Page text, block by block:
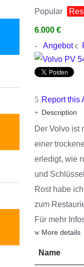
Popular
6.000 €
Angebot
Report this
Description
Der Volvo ist
einer
erledigt, wie
und
Rost habe
zum
Für mehr
More details
Name